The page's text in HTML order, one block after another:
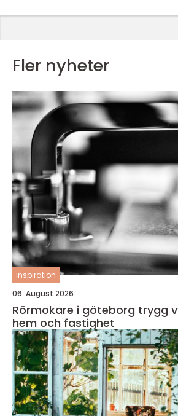
Fler nyheter
inspiration
06. August 2026
Rörmokare i göteborg trygg vvs-hjälp för
hem och fastighet